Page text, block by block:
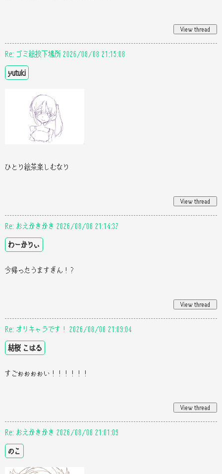
Re: ゴミ絵投下場所 2026/08/08 21:15:08
yutuki
ひとり絵茶楽しむなり
Re: おえかきかき 2026/08/08 21:14:37
わーかりぃ
今帰ったうますぎん！？
Re: オリキャラです！ 2026/08/08 21:09:04
結桜 こはる
すごぉぉぉぉい！！！！！！
Re: おえかきかき 2026/08/08 21:01:09
のこ